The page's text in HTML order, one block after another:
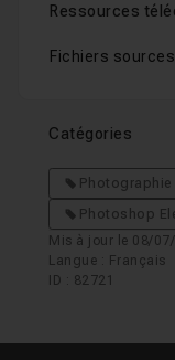
Ressources
Fichiers sources
Catégories
Photographie
Photoshop
Mis à jour le 08/
Langue : Français
ID : 82721